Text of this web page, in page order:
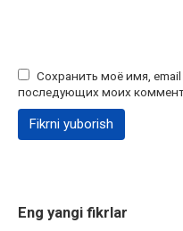
Сохранить моё имя,
последующих моих
Eng yangi fikrlar